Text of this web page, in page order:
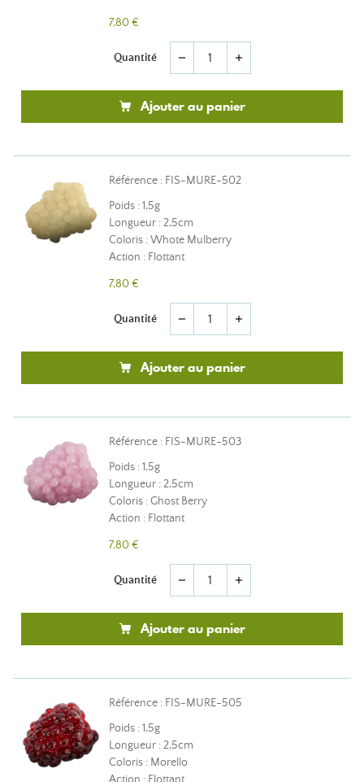
7,80 €
Quantité remove add
Ajouter au panier
Référence : FIS-MURE-502
Poids : 1,5g
Longueur : 2,5cm
Coloris : Whote Mulberry
Action : Flottant
7,80 €
Quantité remove add
Ajouter au panier
Référence : FIS-MURE-503
Poids : 1,5g
Longueur : 2,5cm
Coloris : Ghost Berry
Action : Flottant
7,80 €
Quantité remove add
Ajouter au panier
Référence : FIS-MURE-505
Poids : 1,5g
Longueur : 2,5cm
Coloris : Morello